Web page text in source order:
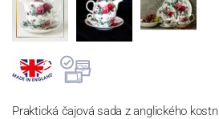
Praktická čajová sada z anglického